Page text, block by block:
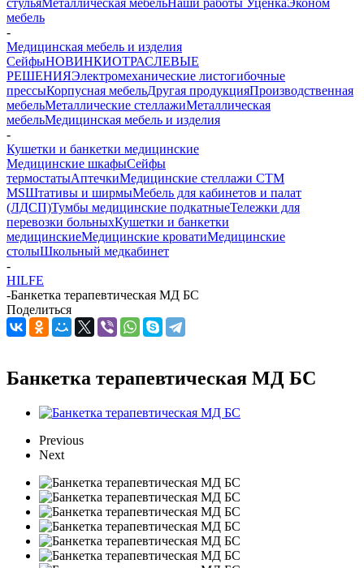
стульяМеталлическая мебельНаши работы УценкаЭконом
мебель
-
Медицинская мебель и изделия
СейфыНОВИНКИОТРАСЛЕВЫЕ
РЕШЕНИЯЭлектромеханические листогибочные
прессыКорпусная мебельДругая продукцияПроизводственная
мебельМеталлические стеллажиМеталлическая
мебельМедицинская мебель и изделия
-
Кушетки и банкетки медицинские
Медицинские шкафыСейфы
термостатыАптечкиМедицинские стеллажи CTM
MSШтативы и ширмыМебель для кабинетов и палат
(ЛДСП)Тумбы медицинские подкатныеТележки для
перевозки больныхКушетки и банкетки
медицинскиеМедицинские кроватиМедицинские
столыШкольный медкабинет
-
HILFE
-Банкетка терапевтическая МД БС
Поделиться
Банкетка терапевтическая МД БС
Previous
Next